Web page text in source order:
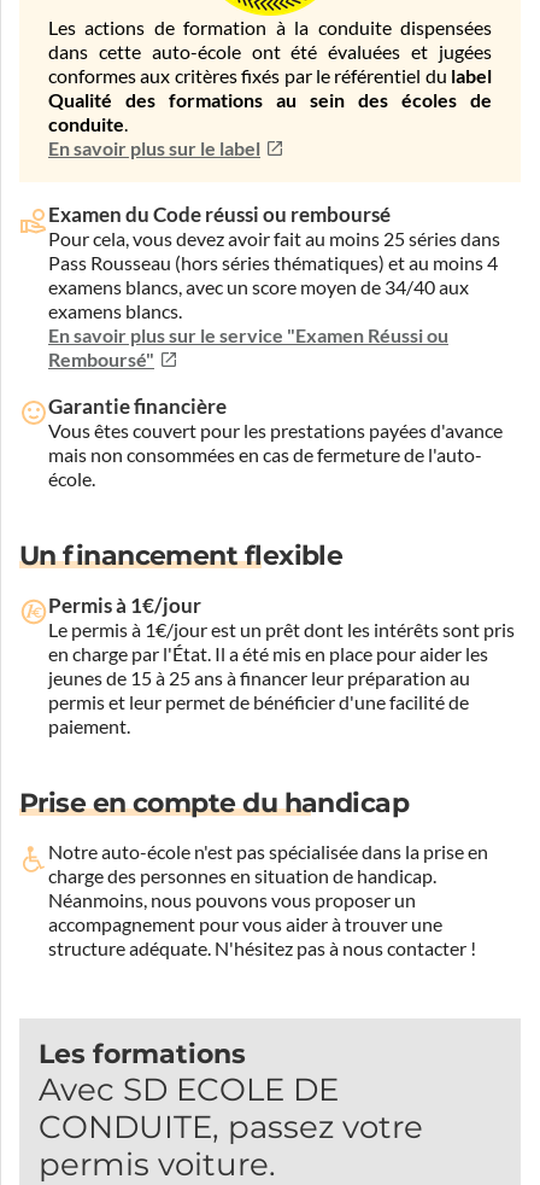
Les actions de formation à la conduite dispensées
dans cette auto-école ont été évaluées et jugées
conformes aux critères fixés par le référentiel du label
Qualité des formations au sein des écoles de
conduite.
En savoir plus sur le label
Examen du Code réussi ou remboursé
Pour cela, vous devez avoir fait au moins 25 séries dans
Pass Rousseau (hors séries thématiques) et au moins 4
examens blancs, avec un score moyen de 34/40 aux
examens blancs.
En savoir plus sur le service "Examen Réussi ou
Remboursé"
Garantie financière
Vous êtes couvert pour les prestations payées d'avance
mais non consommées en cas de fermeture de l'auto-
école.
Un financement flexible
Permis à 1€/jour
Le permis à 1€/jour est un prêt dont les intérêts sont pris
en charge par l'État. Il a été mis en place pour aider les
jeunes de 15 à 25 ans à financer leur préparation au
permis et leur permet de bénéficier d'une facilité de
paiement.
Prise en compte du handicap
Notre auto-école n'est pas spécialisée dans la prise en
charge des personnes en situation de handicap.
Néanmoins, nous pouvons vous proposer un
accompagnement pour vous aider à trouver une
structure adéquate. N'hésitez pas à nous contacter !
Les formations
Avec SD ECOLE DE
CONDUITE, passez votre
permis voiture.